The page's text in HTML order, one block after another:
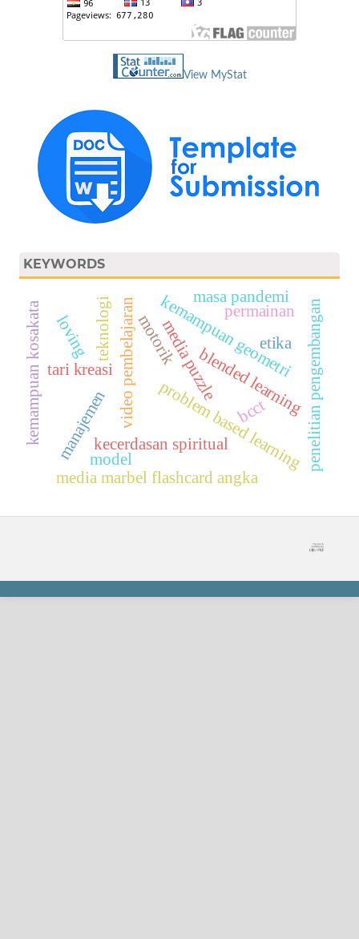
View MyStat
KEYWORDS
problem based learning
video pembelajaran
kecerdasan spiritual
media puzzle
k
e
m
a
m
p
u
a
n
g
e
o
m
e
t
r
i
manajemenmodel
bcct
blended learning penelitian pengembangan
media marbel flashcard angka
tari kreasi
motorik
masa pandemi
kemampuan kosakata etika
permainan
teknologi
loving